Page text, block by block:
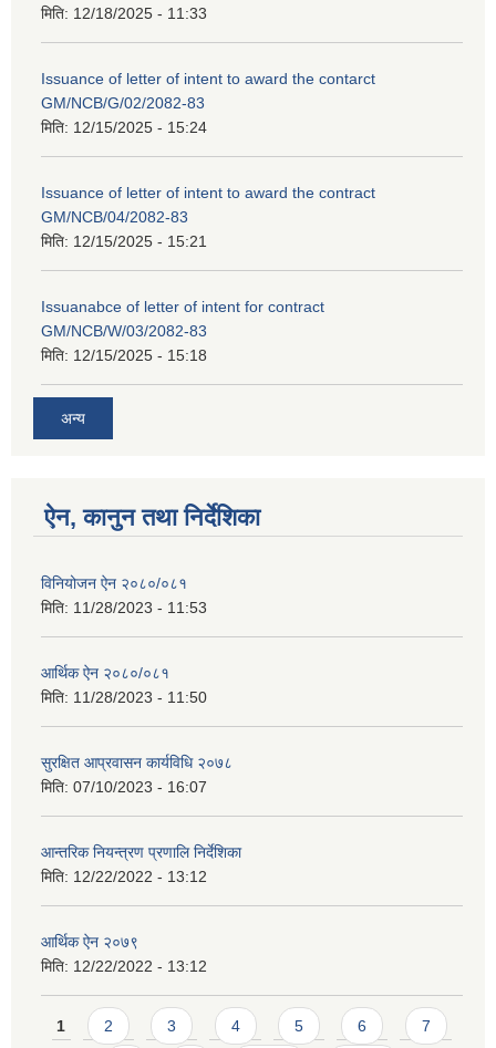
मिति: 12/18/2025 - 11:33
Issuance of letter of intent to award the contarct
GM/NCB/G/02/2082-83
मिति: 12/15/2025 - 15:24
Issuance of letter of intent to award the contract
GM/NCB/04/2082-83
मिति: 12/15/2025 - 15:21
Issuanabce of letter of intent for contract
GM/NCB/W/03/2082-83
मिति: 12/15/2025 - 15:18
अन्य
ऐन, कानुन तथा निर्देशिका
विनियोजन ऐन २०८०/०८१
मिति: 11/28/2023 - 11:53
आर्थिक ऐन २०८०/०८१
मिति: 11/28/2023 - 11:50
सुरक्षित आप्रवासन कार्यविधि २०७८
मिति: 07/10/2023 - 16:07
आन्तरिक नियन्त्रण प्रणालि निर्देशिका
मिति: 12/22/2022 - 13:12
आर्थिक ऐन २०७९
मिति: 12/22/2022 - 13:12
Pages
1 2 3 4 5 6 7